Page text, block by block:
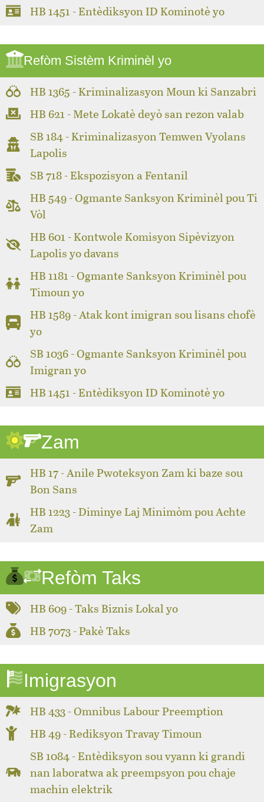
HB 1451 - Entèdiksyon ID Kominotè yo
Refòm Sistèm Kriminèl yo
HB 1365 - Kriminalizasyon Moun ki Sanzabri
HB 621 - Mete Lokatè deyò san rezon valab
SB 184 - Kriminalizasyon Temwen Vyolans
Lapolis
SB 718 - Ekspozisyon a Fentanil
HB 549 - Ogmante Sanksyon Kriminèl pou Ti
Vòl
HB 601 - Kontwole Komisyon Sipèvizyon
Lapolis yo davans
HB 1181 - Ogmante Sanksyon Kriminèl pou
Timoun yo
HB 1589 - Atak kont imigran sou lisans chofè
yo
SB 1036 - Ogmante Sanksyon Kriminèl pou
Imigran yo
HB 1451 - Entèdiksyon ID Kominotè yo
Zam
HB 17 - Anile Pwoteksyon Zam ki baze sou
Bon Sans
HB 1223 - Diminye Laj Minimòm pou Achte
Zam
Refòm Taks
HB 609 - Taks Biznis Lokal yo
HB 7073 - Pakè Taks
Imigrasyon
HB 433 - Omnibus Labour Preemption
HB 49 - Rediksyon Travay Timoun
SB 1084 - Entèdiksyon sou vyann ki grandi
nan laboratwa ak preempsyon pou chaje
machin elektrik